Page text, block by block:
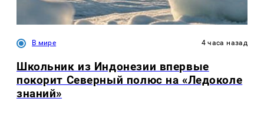
В мире 4 часа назад
Школьник из Индонезии впервые
покорит Северный полюс на «Ледоколе
знаний»